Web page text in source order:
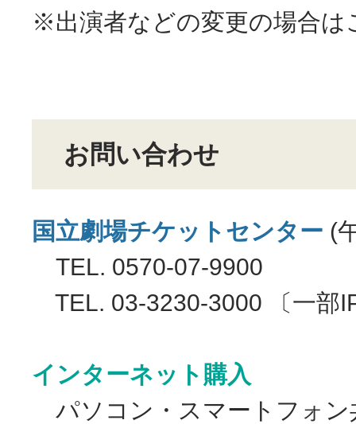
※出演者などの変更の場合は
お問い合わせ
国立劇場チケットセンター (
TEL. 0570-07-9900
TEL. 03-3230-3000 〔一部
インターネット購入
パソコン・スマートフォン